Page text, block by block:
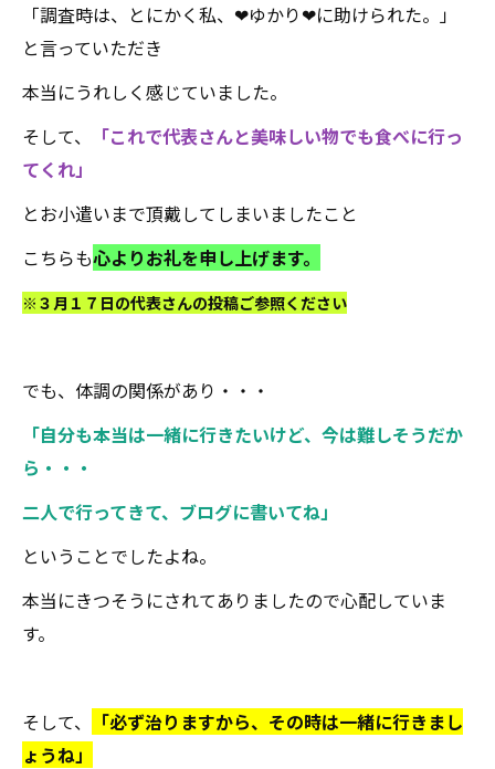
「調査時は、とにかく私、❤ゆかり❤に助けられた。」
と言っていただき
本当にうれしく感じていました。
そして、
「これで代表さんと美味しい物でも食べに行っ
てくれ」
とお小遣いまで頂戴してしまいましたこと
こちらも心よりお礼を申し上げます。
※３月１７日の代表さんの投稿ご参照ください
でも、体調の関係があり・・・
「自分も本当は一緒に行きたいけど、今は難しそうだか
ら・・・
二人で行ってきて、ブログに書いてね」
ということでしたよね。
本当にきつそうにされてありましたので心配していま
す。
そして、
「必ず治りますから、その時は一緒に行きまし
ょうね」